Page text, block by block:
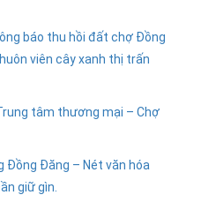
báo thu hồi đất chợ Đồng
viên cây xanh thị trấn
tâm thương mại – Chợ
Đồng Đăng – Nét văn hóa
giữ gìn.